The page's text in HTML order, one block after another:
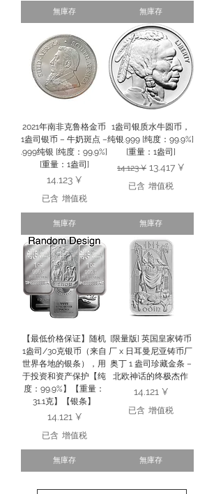
無庫存 無庫存
2021年南非克鲁格金币
1盎司银币 – 牛奶斑点 –
.999纯银 [纯度：99.9%]
[重量：1盎司]
價格
14.123 ¥
已含 增值税
無庫存
1盎司银质水牛圆币，
纯银.999 [纯度：99.9%]
[重量：1盎司]
一般價格
14.123 ¥ 促銷價格
13.417 ¥
已含 增值税
無庫存
【最低价格保证】随机
1盎司/30克银币（来自
世界各地的银条），用
于投资和资产保护【纯
度：99.9%】【重量：
31.1克】【银条】
價格
14.121 ¥
已含 增值税
無庫存
[限量版] 英国皇家铸币
厂 x 日耳曼尼亚铸币厂
奥丁 1 盎司珍藏金条 –
北欧神话的终极杰作
價格
14.121 ¥
已含 增值税
無庫存